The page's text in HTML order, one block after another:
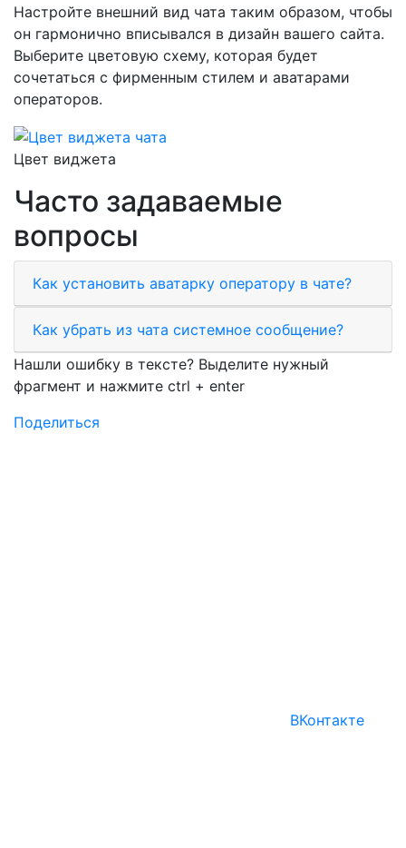
Настройте внешний вид чата таким образом, чтобы
он гармонично вписывался в дизайн вашего сайта.
Выберите цветовую схему, которая будет
сочетаться с фирменным стилем и аватарами
операторов.
Цвет виджета
Часто задаваемые
вопросы
Как установить аватарку оператору в чате?
Как убрать из чата системное сообщение?
Нашли ошибку в тексте? Выделите нужный
фрагмент и нажмите ctrl + enter
Поделиться
ВКонтакте